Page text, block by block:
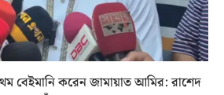
বেইমানি করেন জামায়াত আমির: রাশেদ